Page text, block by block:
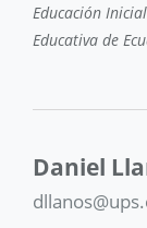
Educación
Educativa de
Daniel